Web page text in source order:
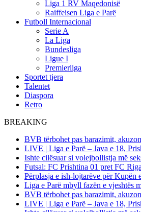
Liga 1 RV Maqedonisë
Raiffeisen Liga e Parë
Futboll Internacional
Serie A
La Liga
Bundesliga
Ligue I
Premierliga
Sportet tjera
Talentet
Diaspora
Retro
BREAKING
BVB tërbohet pas barazimit,
LIVE | Liga e Parë – Java e 18,
Ishte cilësuar si volejbollistja më
Futsal: FC Prishtina 01 pret FC
Përplasja e ish-lojtarëve për
Liga e Parë mbyll fazën e vjeshtës
BVB tërbohet pas barazimit,
LIVE | Liga e Parë – Java e 18,